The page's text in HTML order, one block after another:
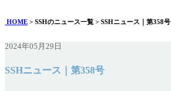
HOME > SSHのニュース一覧 > SSHニュース｜第358号
2024年05月29日
SSHニュース｜第358号